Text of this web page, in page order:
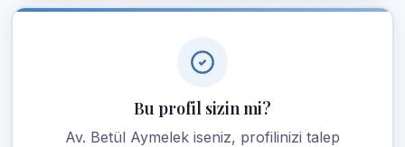
Bu profil sizin mi?
Av. Betül Aymelek iseniz, profilinizi talep